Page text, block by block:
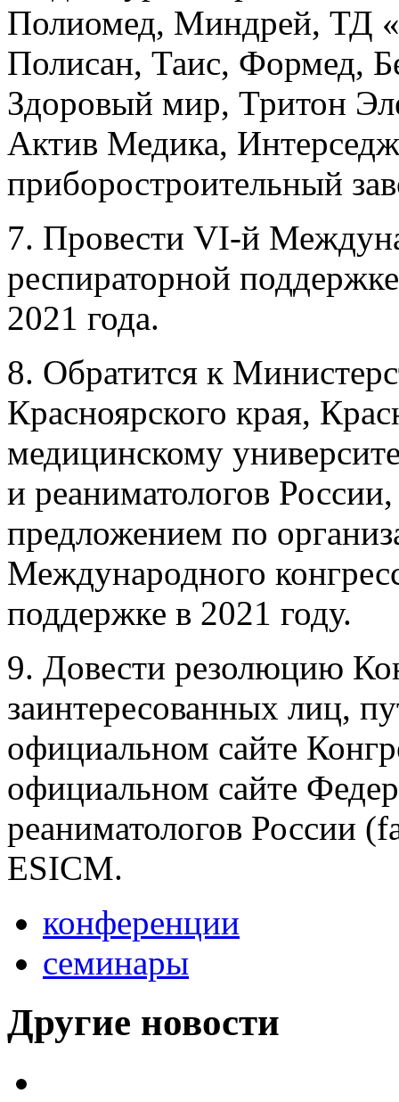
Полиомед, Миндрей, ТД
Полисан, Таис, Формед,
Здоровый мир, Тритон
Актив Медика,
приборостроительный
7. Провести VI-й
респираторной
2021 года.
8. Обратится к
Красноярского края,
медицинскому
и реаниматологов
предложением по
Международного
поддержке в 2021 году.
9. Довести резолюцию
заинтересованных лиц,
официальном сайте
официальном сайте
реаниматологов России
ESICM.
конференции
семинары
Другие новости